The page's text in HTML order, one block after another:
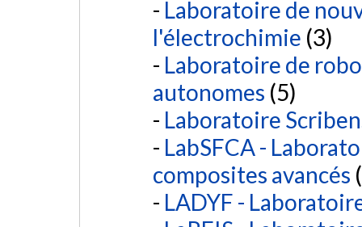
Laboratoire de
l'électrochimie (3)
Laboratoire de
autonomes (5)
Laboratoire
LabSFCA -
composites avancés
LADYF -